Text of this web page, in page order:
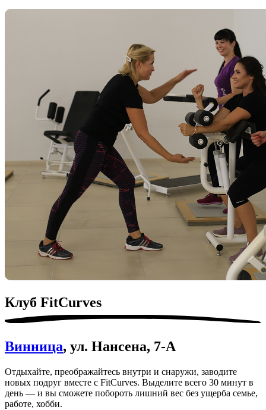
Клуб FitСurves
Винница, ул. Нансена, 7-А
Отдыхайте, преображайтесь внутри и снаружи, заводите
новых подруг вместе с FitCurves. Выделите всего 30 минут в
день — и вы сможете побороть лишний вес без ущерба семье,
работе, хобби.